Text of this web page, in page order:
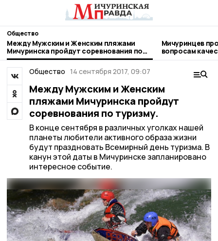
Общество
Между Мужским и Женским пляжами
Мичуринска пройдут соревнования по
туризму.
Мичуринцев
вопросам качества и
детских
Общество 14 сентября 2017, 09:07
Между Мужским и Женским
пляжами Мичуринска пройдут
соревнования по туризму.
В конце сентября в различных уголках нашей
планеты любители активного образа жизни
будут праздновать Всемирный день туризма. В
канун этой даты в Мичуринске запланировано
интересное событие.